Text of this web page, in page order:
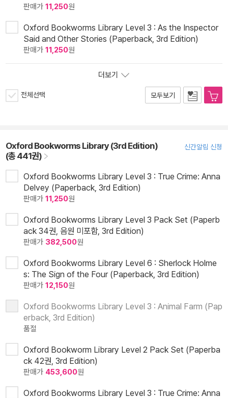
판매가 11,250원
Oxford Bookworms Library Level 3 : As the Inspector
Said and Other Stories (Paperback, 3rd Edition)
판매가 11,250원
더보기
전체선택 모두보기
Oxford Bookworms Library (3rd Edition)
(총 441권)
신간알림 신청
Oxford Bookworms Library Level 3 : True Crime: Anna
Delvey (Paperback, 3rd Edition)
판매가 11,250원
Oxford Bookworms Library Level 3 Pack Set (Paperb
ack 34권, 음원 미포함, 3rd Edition)
판매가 382,500원
Oxford Bookworms Library Level 6 : Sherlock Holme
s: The Sign of the Four (Paperback, 3rd Edition)
판매가 12,150원
Oxford Bookworms Library Level 3 : Animal Farm (Pap
erback, 3rd Edition)
품절
Oxford Bookworm Library Level 2 Pack Set (Paperba
ck 42권, 3rd Edition)
판매가 453,600원
Oxford Bookworms Library Level 3 : True Crime: Anna